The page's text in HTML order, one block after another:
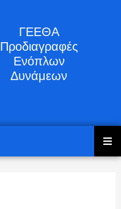
ΓΕΕΘΑ
Προδιαγραφές
Ενόπλων
Δυνάμεων